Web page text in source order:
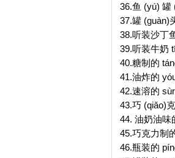
36.鱼 (yú) 罐
37.罐 (guàn)
38.听装沙丁
39.听装牛奶
40.糖制的
41.油炸的
42.速溶的
43.巧 (qiǎo)
44. 油奶油味
45.巧克力制
46.瓶装的